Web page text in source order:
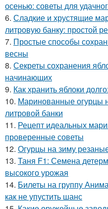
осенью: советы для
6. Сладкие и хрустящие
литровую банку: простой
7. Простые способы
весны
8. Секреты сохранения
начинающих
9. Как хранить яблоки
10. Маринованные огурцы
литровой банки
11. Рецепт идеальных
проверенные советы
12. Огурцы на зиму
13. Таня F1: Семена
высокого урожая
14. Билеты на группу
как не упустить шанс